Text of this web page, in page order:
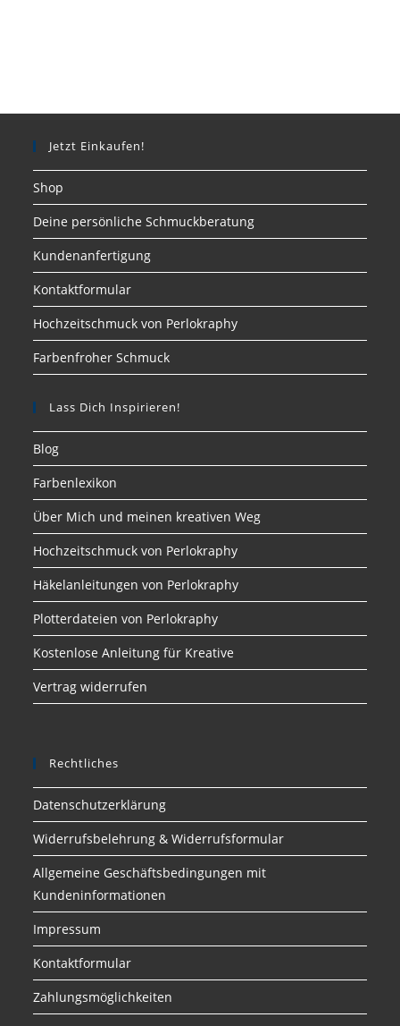
Jetzt Einkaufen!
Shop
Deine persönliche Schmuckberatung
Kundenanfertigung
Kontaktformular
Hochzeitschmuck von Perlokraphy
Farbenfroher Schmuck
Lass Dich Inspirieren!
Blog
Farbenlexikon
Über Mich und meinen kreativen Weg
Hochzeitschmuck von Perlokraphy
Häkelanleitungen von Perlokraphy
Plotterdateien von Perlokraphy
Kostenlose Anleitung für Kreative
Vertrag widerrufen
Rechtliches
Datenschutzerklärung
Widerrufsbelehrung & Widerrufsformular
Allgemeine Geschäftsbedingungen mit
Kundeninformationen
Impressum
Kontaktformular
Zahlungsmöglichkeiten